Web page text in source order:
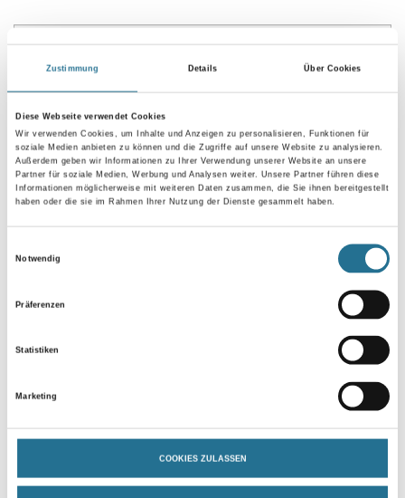
Zustimmung Details Über Cookies
Diese Webseite verwendet Cookies
Wir verwenden Cookies, um Inhalte und Anzeigen zu personalisieren, Funktionen für
soziale Medien anbieten zu können und die Zugriffe auf unsere Website zu analysieren.
Außerdem geben wir Informationen zu Ihrer Verwendung unserer Website an unsere
Partner für soziale Medien, Werbung und Analysen weiter. Unsere Partner führen diese
Informationen möglicherweise mit weiteren Daten zusammen, die Sie ihnen bereitgestellt
haben oder die sie im Rahmen Ihrer Nutzung der Dienste gesammelt haben.
Notwendig
Präferenzen
Statistiken
Marketing
COOKIES ZULASSEN
PRODUKTEIGENSCHAFTEN
Produkteigenschaft
- Wasserverdünnbar, umweltschonend und geruchsarm
- Frei von foggingaktiven Substanzen
- Diffusionsfähig
- sd-Wert <
Verarbeitungstemp./Luftfeuchte
Untere Temperaturgrenze bei der Verarbeitung und Trocknung: +5
ZUSATZINFOS
GEFAHRENHINWEISE
DATENBLÄTTER